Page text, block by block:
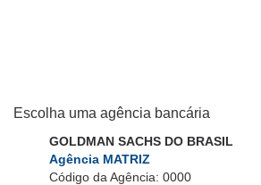
Escolha uma agência bancária
GOLDMAN SACHS DO BRASIL
Agência MATRIZ
Código da Agência: 0000